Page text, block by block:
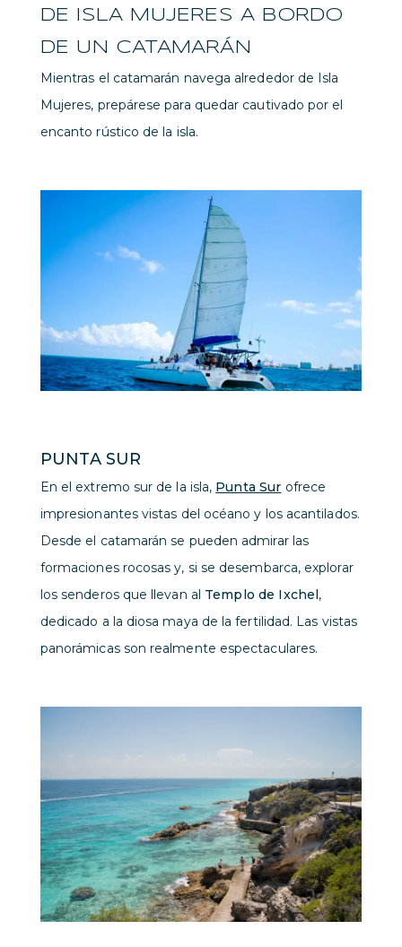
DE ISLA MUJERES A BORDO
DE UN CATAMARÁN
Mientras el catamarán navega alrededor de Isla
Mujeres, prepárese para quedar cautivado por el
encanto rústico de la isla.
PUNTA SUR
En el extremo sur de la isla, Punta Sur ofrece
impresionantes vistas del océano y los acantilados.
Desde el catamarán se pueden admirar las
formaciones rocosas y, si se desembarca, explorar
los senderos que llevan al Templo de Ixchel ,
dedicado a la diosa maya de la fertilidad. Las vistas
panorámicas son realmente espectaculares.